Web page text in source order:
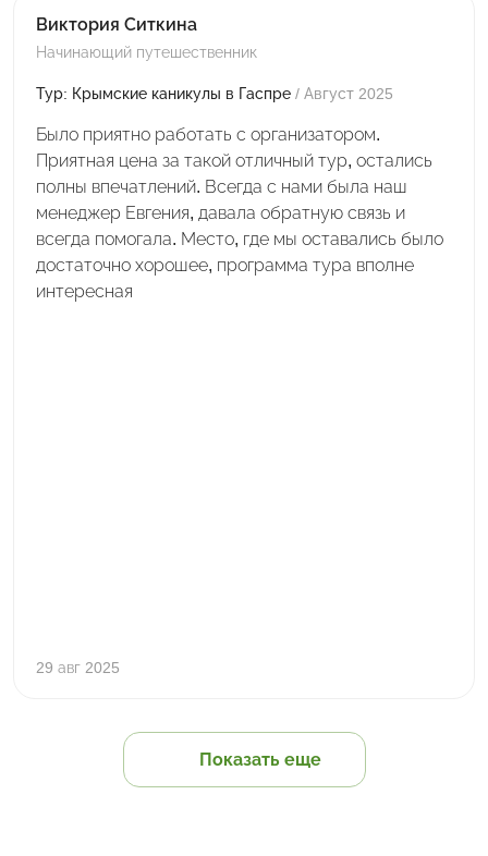
Виктория Ситкина
Начинающий путешественник
Тур: Крымские каникулы в Гаспре / Август 2025
Было приятно работать с организатором.
Приятная цена за такой отличный тур, остались
полны впечатлений. Всегда с нами была наш
менеджер Евгения, давала обратную связь и
всегда помогала. Место, где мы оставались было
достаточно хорошее, программа тура вполне
интересная
29 авг 2025
Показать еще